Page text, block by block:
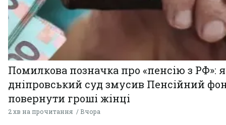
Помилкова позначка про «пенсію з РФ»:
дніпровський суд змусив Пенсійний
повернути гроші жінці
2 хв на прочитання Вчора